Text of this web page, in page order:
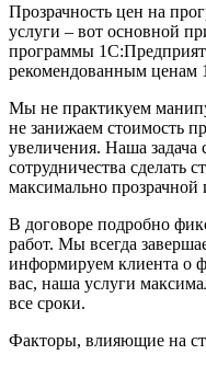
Прозрачность цен на
услуги – вот основной
программы
рекомендованным ценам
Мы не практикуем
не занижаем стоимость
увеличения. Наша задача
сотрудничества сделать
максимально прозрачной
В договоре подробно
работ. Мы всегда
информируем клиента о
вас, наша услуги
все сроки.
Факторы, влияющие на